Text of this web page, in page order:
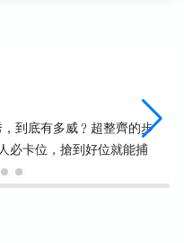
到底有多威﹖超整齊的步
必卡位，搶到好位就能捕